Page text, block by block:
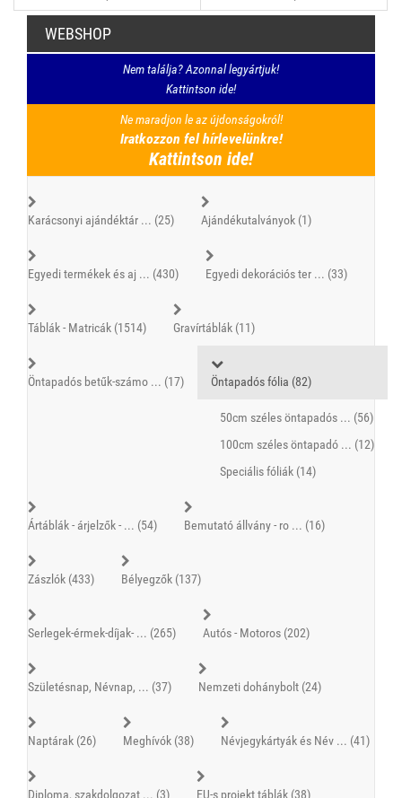
WEBSHOP
Nem találja? Azonnal legyártjuk!
Kattintson ide!
Ne maradjon le az újdonságokról!
Iratkozzon fel hírlevelünkre!
Kattintson ide!
Karácsonyi ajándéktár ... (25) Ajándékutalványok (1)
Egyedi termékek és aj ... (430) Egyedi dekorációs ter ... (33)
Táblák - Matricák (1514) Gravírtáblák (11)
Öntapadós betűk-számo ... (17) Öntapadós fólia (82)
50cm széles öntapadós ... (56)
100cm széles öntapadó ... (12)
Speciális fóliák (14)
Ártáblák - árjelzők - ... (54) Bemutató állvány - ro ... (16)
Zászlók (433) Bélyegzők (137)
Serlegek-érmek-díjak- ... (265) Autós - Motoros (202)
Születésnap, Névnap, ... (37) Nemzeti dohánybolt (24)
Naptárak (26) Meghívók (38) Névjegykártyák és Név ... (41)
Diploma, szakdolgozat ... (3) EU-s projekt táblák (38)